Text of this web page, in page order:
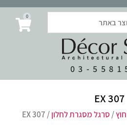
03-
0
EX 307
/ סרגל מסגרת לחלון/ EX 307